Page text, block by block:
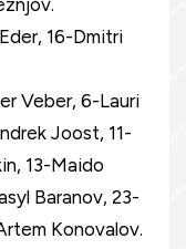
16-Dmitri
Veber, 6-Lauri
Joost, 11-
13-Maido
Baranov, 23-
Konovalov.